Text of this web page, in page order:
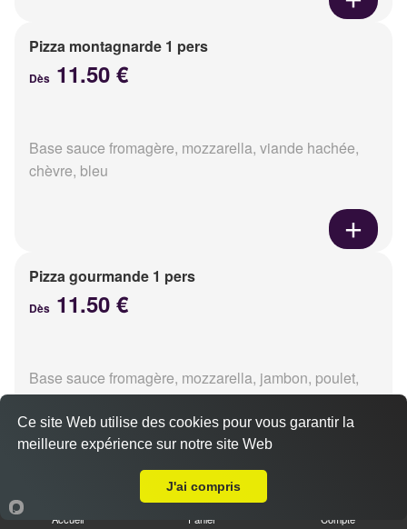
Pizza montagnarde 1 pers
Dès 11.50 €
Base sauce fromagère, mozzarella, viande hachée,
chèvre, bleu
Pizza gourmande 1 pers
Dès 11.50 €
Base sauce fromagère, mozzarella, jambon, poulet,
pommes de terre, oignons
Pizza tikka 1 pers
Accueil Panier Compte
Ce site Web utilise des cookies pour vous garantir la
meilleure expérience sur notre site Web
J'ai compris